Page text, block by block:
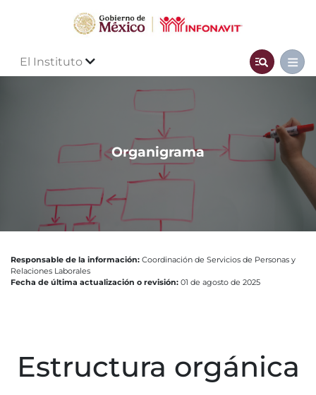
El Instituto
Organigrama
Responsable de la información: Coordinación de Servicios de Personas y
Relaciones Laborales
Fecha de última actualización o revisión: 01 de agosto de 2025
Estructura orgánica